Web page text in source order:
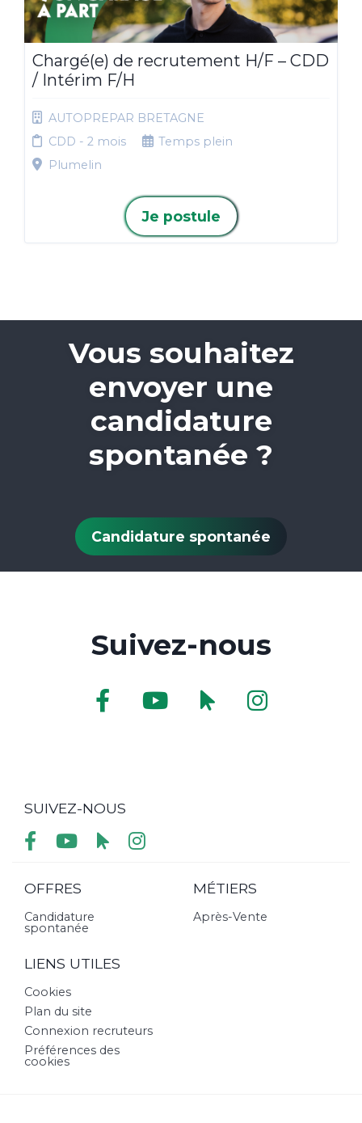
Chargé(e) de recrutement H/F – CDD
/ Intérim F/H
AUTOPREPAR BRETAGNE
CDD - 2 mois
Temps plein
Plumelin
Je postule
Vous souhaitez
envoyer une
candidature
spontanée ?
Candidature spontanée
Suivez-nous
SUIVEZ-NOUS
OFFRES
Candidature
spontanée
MÉTIERS
Après-Vente
LIENS UTILES
Cookies
Plan du site
Connexion recruteurs
Préférences des
cookies